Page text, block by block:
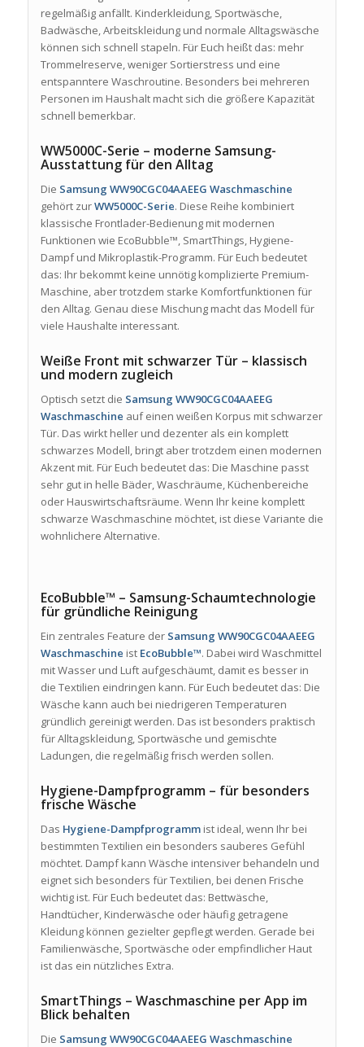
regelmäßig anfällt. Kinderkleidung, Sportwäsche,
Badwäsche, Arbeitskleidung und normale Alltagswäsche
können sich schnell stapeln. Für Euch heißt das: mehr
Trommelreserve, weniger Sortierstress und eine
entspanntere Waschroutine. Besonders bei mehreren
Personen im Haushalt macht sich die größere Kapazität
schnell bemerkbar.
WW5000C-Serie – moderne Samsung-
Ausstattung für den Alltag
Die Samsung WW90CGC04AAEEG Waschmaschine
gehört zurWW5000C-Serie. Diese Reihe kombiniert
klassische Frontlader-Bedienung mit modernen
Funktionen wie EcoBubble™, SmartThings, Hygiene-
Dampf und Mikroplastik-Programm. Für Euch bedeutet
das: Ihr bekommt keine unnötig komplizierte Premium-
Maschine, aber trotzdem starke Komfortfunktionen für
den Alltag. Genau diese Mischung macht das Modell für
viele Haushalte interessant.
Weiße Front mit schwarzer Tür – klassisch
und modern zugleich
Optisch setzt die Samsung WW90CGC04AAEEG
Waschmaschine auf einen weißen Korpus mit schwarzer
Tür. Das wirkt heller und dezenter als ein komplett
schwarzes Modell, bringt aber trotzdem einen modernen
Akzent mit. Für Euch bedeutet das: Die Maschine passt
sehr gut in helle Bäder, Waschräume, Küchenbereiche
oder Hauswirtschaftsräume. Wenn Ihr keine komplett
schwarze Waschmaschine möchtet, ist diese Variante die
wohnlichere Alternative.
EcoBubble™ – Samsung-Schaumtechnologie
für gründliche Reinigung
Ein zentrales Feature der Samsung WW90CGC04AAEEG
Waschmaschine ist EcoBubble™. Dabei wird Waschmittel
mit Wasser und Luft aufgeschäumt, damit es besser in
die Textilien eindringen kann. Für Euch bedeutet das: Die
Wäsche kann auch bei niedrigeren Temperaturen
gründlich gereinigt werden. Das ist besonders praktisch
für Alltagskleidung, Sportwäsche und gemischte
Ladungen, die regelmäßig frisch werden sollen.
Hygiene-Dampfprogramm – für besonders
frische Wäsche
Das Hygiene-Dampfprogrammist ideal, wenn Ihr bei
bestimmten Textilien ein besonders sauberes Gefühl
möchtet. Dampf kann Wäsche intensiver behandeln und
eignet sich besonders für Textilien, bei denen Frische
wichtig ist. Für Euch bedeutet das: Bettwäsche,
Handtücher, Kinderwäsche oder häufig getragene
Kleidung können gezielter gepflegt werden. Gerade bei
Familienwäsche, Sportwäsche oder empfindlicher Haut
ist das ein nützliches Extra.
SmartThings – Waschmaschine per App im
Blick behalten
Die Samsung WW90CGC04AAEEG Waschmaschine